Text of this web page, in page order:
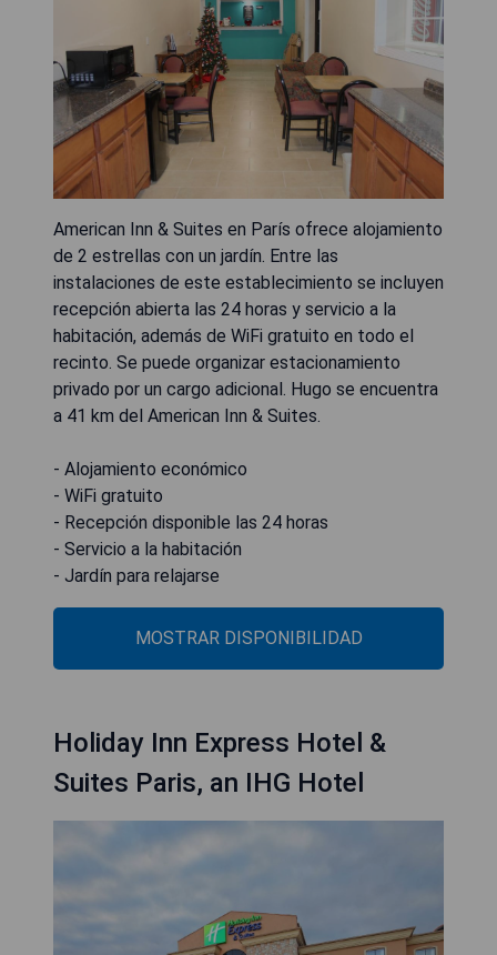
American Inn & Suites en París ofrece alojamiento
de 2 estrellas con un jardín. Entre las
instalaciones de este establecimiento se incluyen
recepción abierta las 24 horas y servicio a la
habitación, además de WiFi gratuito en todo el
recinto. Se puede organizar estacionamiento
privado por un cargo adicional. Hugo se encuentra
a 41 km del American Inn & Suites.
- Alojamiento económico
- WiFi gratuito
- Recepción disponible las 24 horas
- Servicio a la habitación
- Jardín para relajarse
MOSTRAR DISPONIBILIDAD
Holiday Inn Express Hotel &
Suites Paris, an IHG Hotel